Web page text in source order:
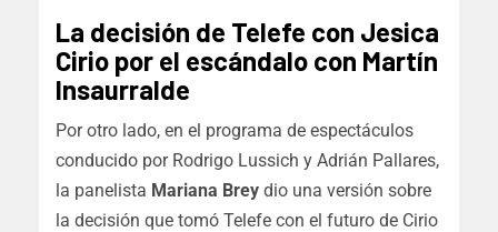
La decisión de Telefe con Jesica
Cirio por el escándalo con Martín
Insaurralde
Por otro lado, en el programa de espectáculos
conducido por Rodrigo Lussich y Adrián Pallares,
la panelista Mariana Brey dio una versión sobre
la decisión que tomó Telefe con el futuro de Cirio